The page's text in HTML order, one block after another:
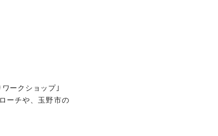
ークショップ｣
ーチや、玉野市の